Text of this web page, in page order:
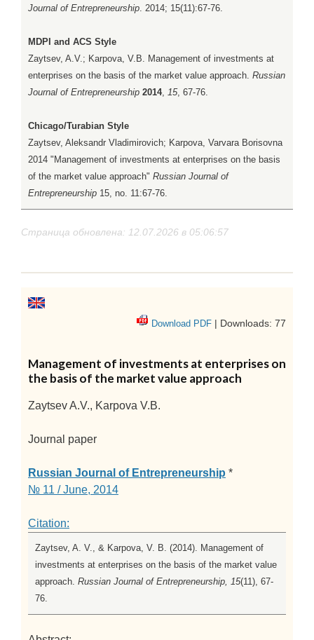
Journal of Entrepreneurship. 2014; 15(11):67-76.
MDPI and ACS Style
Zaytsev, A.V.; Karpova, V.B. Management of investments at
enterprises on the basis of the market value approach. Russian
Journal of Entrepreneurship 2014, 15, 67-76.
Chicago/Turabian Style
Zaytsev, Aleksandr Vladimirovich; Karpova, Varvara Borisovna
2014 "Management of investments at enterprises on the basis
of the market value approach" Russian Journal of
Entrepreneurship 15, no. 11:67-76.
Страница обновлена: 12.07.2026 в 05:06:57
Download PDF | Downloads: 77
Management of investments at enterprises on
the basis of the market value approach
Zaytsev A.V., Karpova V.B.
Journal paper
Russian Journal of Entrepreneurship *
№ 11 / June, 2014
Citation:
Zaytsev, A. V., & Karpova, V. B. (2014). Management of
investments at enterprises on the basis of the market value
approach. Russian Journal of Entrepreneurship, 15(11), 67-
76.